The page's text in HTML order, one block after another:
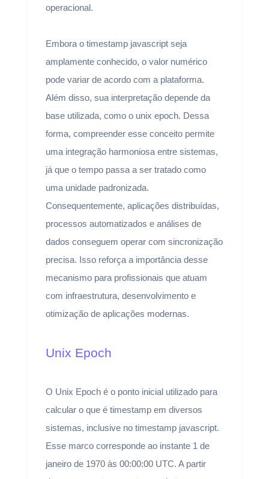
operacional.
Embora o timestamp javascript seja
amplamente conhecido, o valor numérico
pode variar de acordo com a plataforma.
Além disso, sua interpretação depende da
base utilizada, como o unix epoch. Dessa
forma, compreender esse conceito permite
uma integração harmoniosa entre sistemas,
já que o tempo passa a ser tratado como
uma unidade padronizada.
Consequentemente, aplicações distribuídas,
processos automatizados e análises de
dados conseguem operar com sincronização
precisa. Isso reforça a importância desse
mecanismo para profissionais que atuam
com infraestrutura, desenvolvimento e
otimização de aplicações modernas.
Unix Epoch
O Unix Epoch é o ponto inicial utilizado para
calcular o que é timestamp em diversos
sistemas, inclusive no timestamp javascript.
Esse marco corresponde ao instante 1 de
janeiro de 1970 às 00:00:00 UTC. A partir